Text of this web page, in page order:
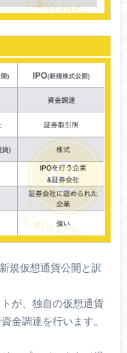
規仮想通貨公開と訳
が、独自の仮想通貨
金調達を行います。